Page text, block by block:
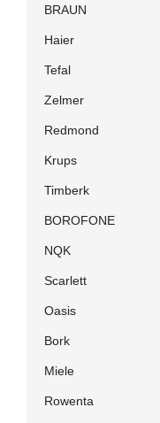
BRAUN
Haier
Tefal
Zelmer
Redmond
Krups
Timberk
BOROFONE
NQK
Scarlett
Oasis
Bork
Miele
Rowenta